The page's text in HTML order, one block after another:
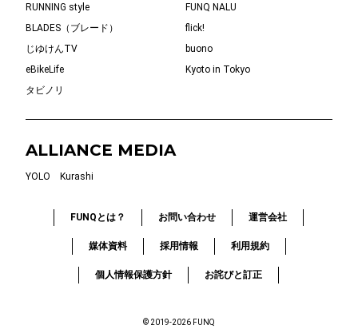
RUNNING style
FUNQ NALU
BLADES（ブレード）
flick!
じゆけんTV
buono
eBikeLife
Kyoto in Tokyo
タビノリ
ALLIANCE MEDIA
YOLO Kurashi
FUNQとは？ お問い合わせ 運営会社
媒体資料 採用情報 利用規約
個人情報保護方針 お詫びと訂正
© 2019-2026 FUNQ